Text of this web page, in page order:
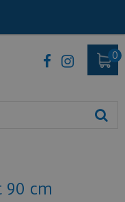
cm